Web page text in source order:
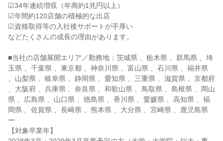
☑34年連続増収（年商約1兆円以上）
☑年間約120店舗の積極的な出店
☑資格取得等の入社後サポートが手厚い
などたくさんの成長の理由があります。
■当社の店舗展開エリア／勤務地：茨城県 、栃木県 、群馬県 、埼
玉県 、千葉県 、東京都 、神奈川県 、富山県 、石川県 、福井県
、山梨県 、岐阜県 、静岡県 、愛知県 、三重県 、滋賀県 、京都府
、大阪府 、兵庫県 、奈良県 、和歌山県 、鳥取県 、島根県 、岡山
県 、広島県 、山口県 、徳島県 、香川県 、愛媛県 、高知県 、福
岡県 、佐賀県 、長崎県 、熊本県 、大分県 、宮崎県 、鹿児島県
ー
【対象卒業年】